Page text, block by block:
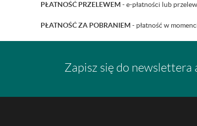
PŁATNOŚĆ PRZELEWEM - e-płatności lub
PŁATNOŚĆ ZA POBRANIEM - płatność w
Zapisz się do newslettera